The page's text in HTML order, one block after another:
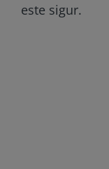
este sigur.